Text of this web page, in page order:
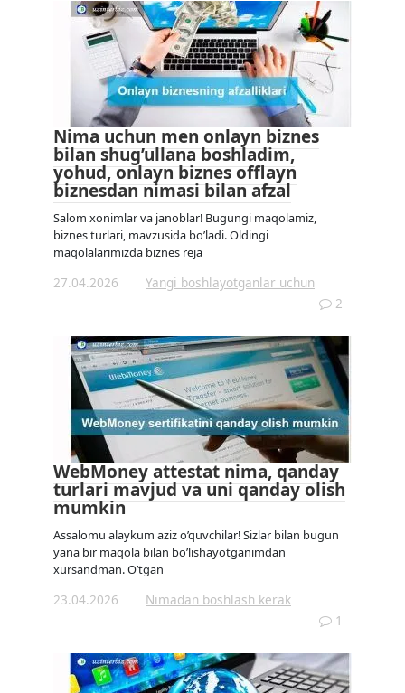
Nima uchun men onlayn biznes
bilan shug’ullana boshladim,
yohud, onlayn biznes offlayn
biznesdan nimasi bilan afzal
Salom xonimlar va janoblar! Bugungi maqolamiz,
biznes turlari, mavzusida bo’ladi. Oldingi
maqolalarimizda biznes reja
27.04.2026
Yangi boshlayotganlar uchun
2
WebMoney attestat nima, qanday
turlari mavjud va uni qanday olish
mumkin
Assalomu alaykum aziz o’quvchilar! Sizlar bilan bugun
yana bir maqola bilan bo’lishayotganimdan
xursandman. O’tgan
23.04.2026
Nimadan boshlash kerak
1